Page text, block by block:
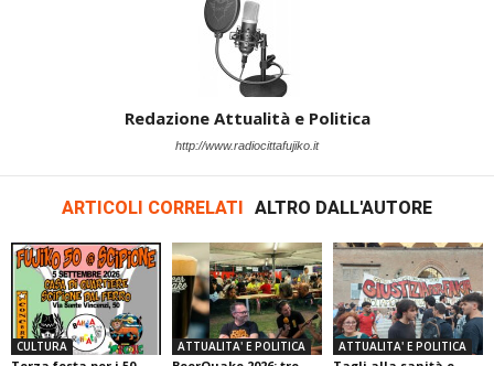
Redazione Attualità e Politica
http://www.radiocittafujiko.it
ARTICOLI CORRELATI ALTRO DALL'AUTORE
CULTURA ATTUALITA' E POLITICA ATTUALITA' E POLITICA